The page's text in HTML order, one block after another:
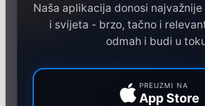
Naša aplikacija donosi
i svijeta - brzo, tačno i
odmah i budi u
PREUZMI NA
App Store
Društvo
Hronika
Sport